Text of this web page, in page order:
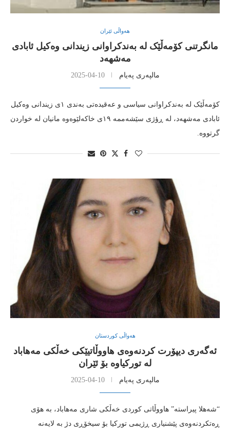
هەواڵی ئێران
مانگرتنی کۆمەڵێک لە بەندکراوانی زیندانی وەکیل ئابادی
مەشهەد
مالپەری پەیام 2025-04-10
کۆمەڵێک لە بەندکراوانی سیاسی و عەقیدەتی بەندی ١ی زیندانی وەکیل
ئابادی مەشهەد، لە ڕؤژی سێشەممە ١٩ی خاکەلێوەوە مانیان لە خواردن
گرتووە.
هەواڵی کوردستان
ئەگەری دیپۆرت کردنەوەی هاووڵاتیێکی خەڵکی مەهاباد
لە تورکیاوە بۆ ئێران
مالپەری پەیام 2025-04-10
“شەهلا پیراستە” هاووڵاتی کوردی خەڵکی شاری مەهاباد، بە هۆی
ڕەتکردنەوەی پێشنیاری ڕژیمی تورکیا بۆ سیخۆڕی دژ بە لایەنە